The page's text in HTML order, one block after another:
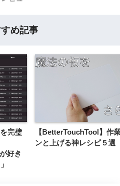
め記事
完璧
好き
【BetterTouchTool】作
ンと上げる神レシピ５選